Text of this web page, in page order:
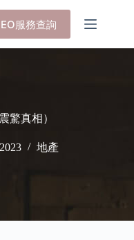
服務查詢
驚真相）
地產